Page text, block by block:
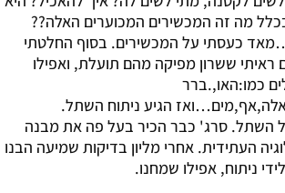
מה זה המכשירים המכוערים האלה??
כעסתי על המכשירים. בסוף החלטתי
ראיתי ששרון מפיקה מהם תועלת, ואפילו
כמו:האו,.ברר
הגיע ניתוח השתל.
השתל. סרג' כבר הכיר בעל פה את מבנה
העתידית. אחרי מליון בדיקות שמיעה הבנו
ניתוח, אפילו שמחנו.